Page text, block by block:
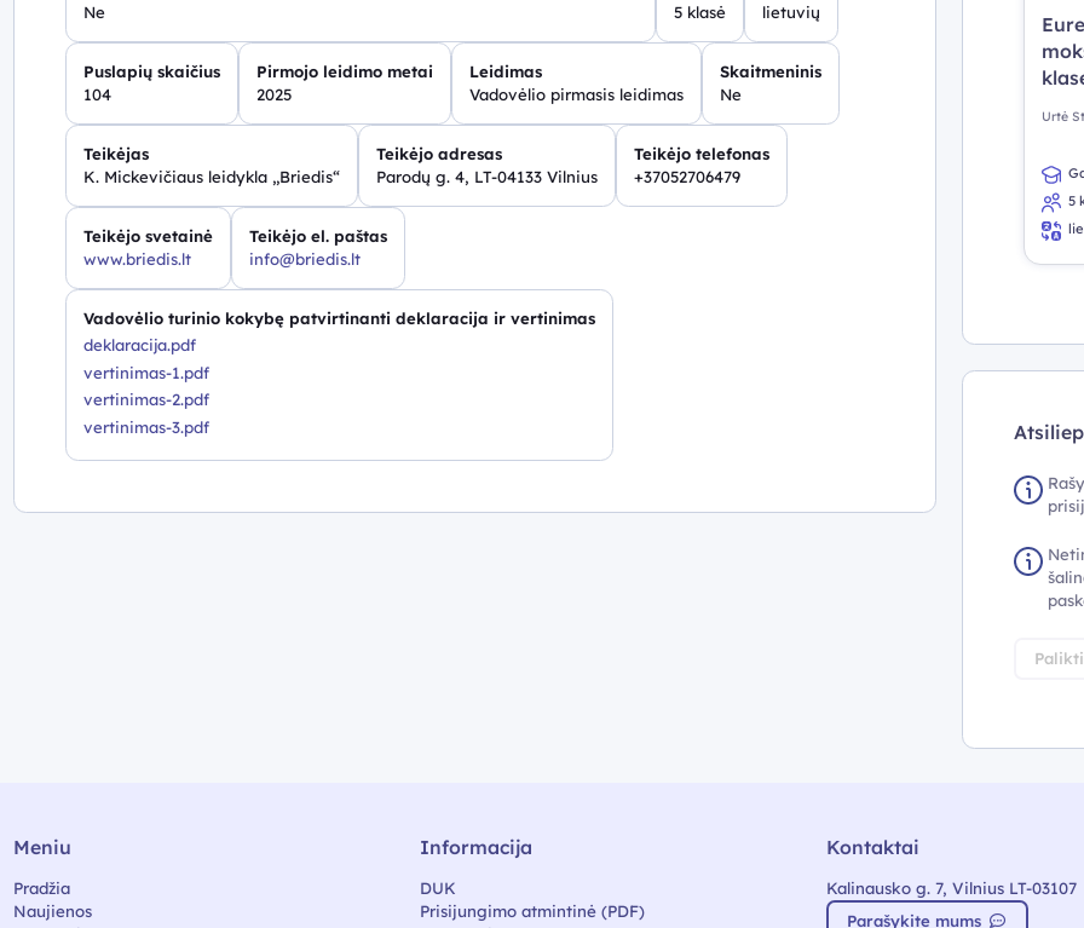
Ne
5 klasė
lietuvių
Puslapių skaičius
104
Pirmojo leidimo metai
2025
Leidimas
Vadovėlio pirmasis leidimas
Skaitmeninis
Ne
Teikėjas
K. Mickevičiaus leidykla „Briedis“
Teikėjo adresas
Parodų g. 4, LT-04133 Vilnius
Teikėjo telefonas
+37052706479
Teikėjo svetainė
www.briedis.lt
Teikėjo el. paštas
info@briedis.lt
Vadovėlio turinio kokybę patvirtinanti deklaracija ir vertinimas
deklaracija.pdf
vertinimas-1.pdf
vertinimas-2.pdf
vertinimas-3.pdf
Urtė
5
Meniu
Pradžia
Naujienos
Informacija
DUK
Prisijungimo atmintinė (PDF)
Kontaktai
Kalinausko g. 7, Vilnius LT-03107
Parašykite mums